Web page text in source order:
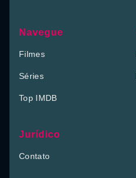
Navegue
Filmes
Séries
Top IMDB
Jurídico
Contato